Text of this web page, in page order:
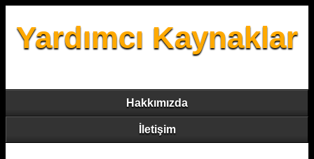
Yardımcı Kaynaklar
Hakkımızda
İletişim